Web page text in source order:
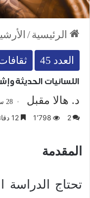
الرئيسية/
العدد 45
اللسانيات الحديثة
د. هالا مقبل 28 سبتمبر، 2025
2 1٬798
المقدمة
تحتاج